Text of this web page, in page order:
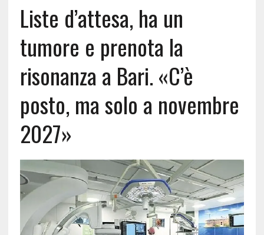
Liste d’attesa, ha un
tumore e prenota la
risonanza a Bari. «C’è
posto, ma solo a novembre
2027»